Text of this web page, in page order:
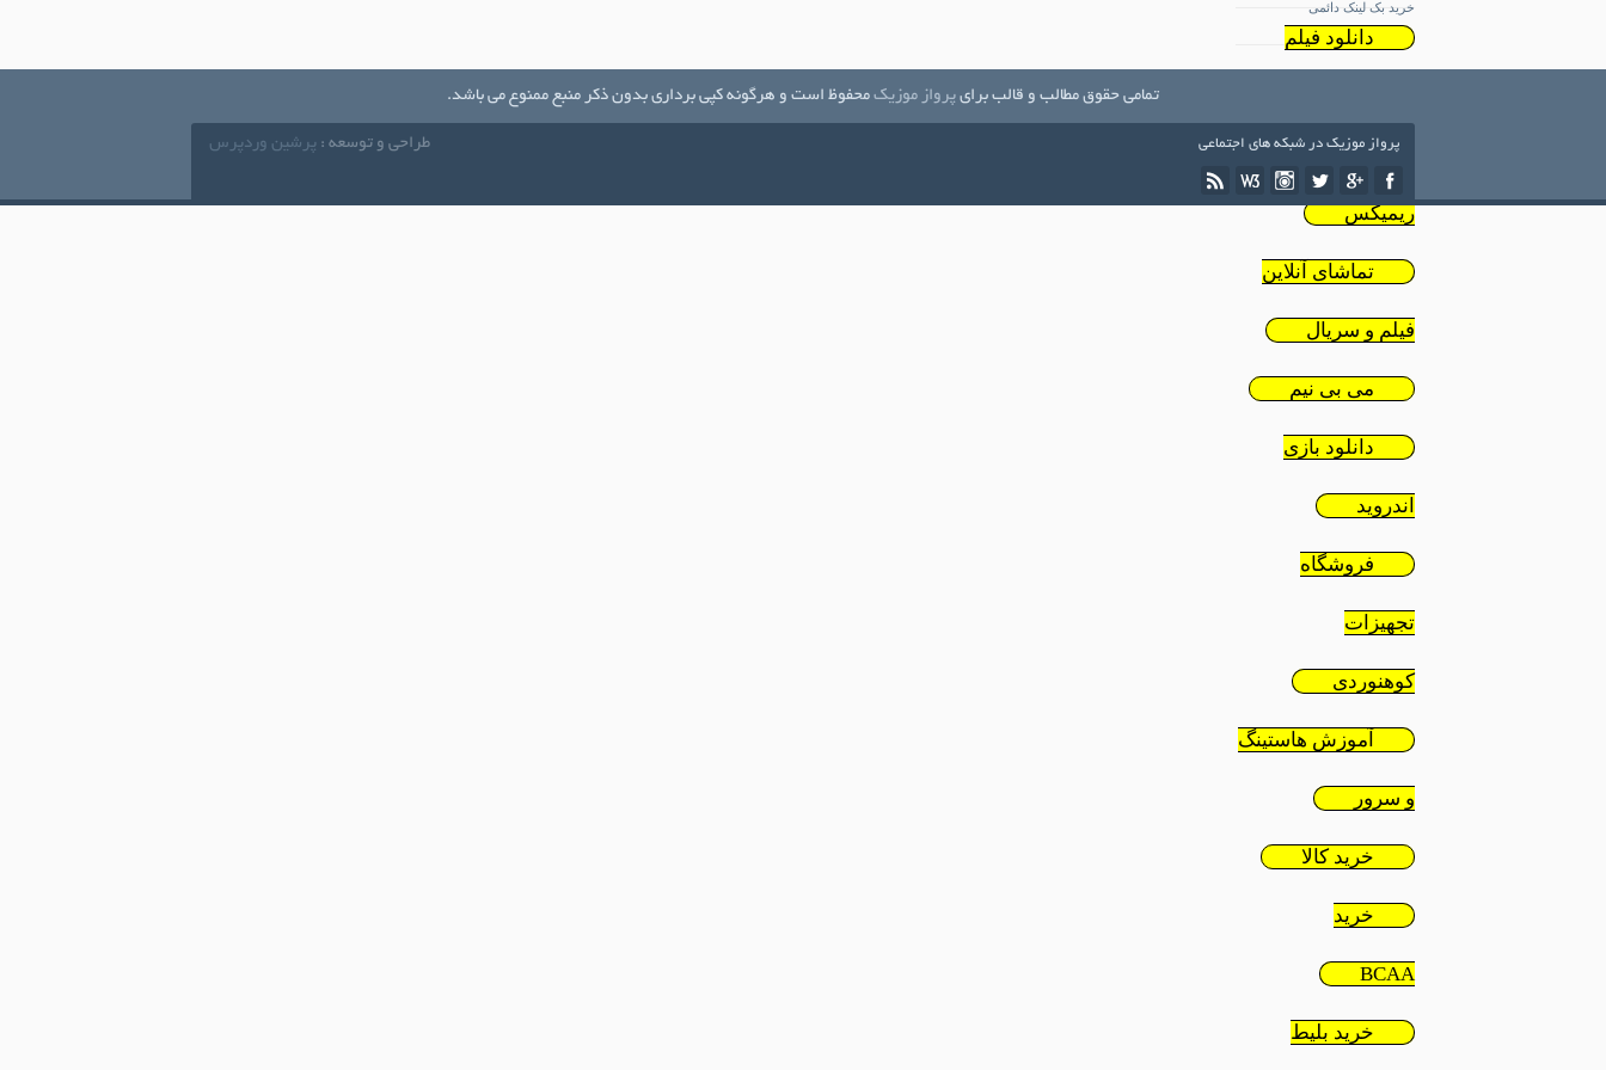
خرید بک لینک دائمی
دانلود فیلم
دانلود
ریمیکس
تماشای آنلاین
فیلم و سریال
می بی نیم
دانلود بازی
اندروید
فروشگاه
تجهیزات
کوهنوردی
آموزش هاستینگ
و سرور
خرید کالا
خرید
BCAA
خرید بلیط
تمامی حقوق مطالب و قالب برای پرواز موزیک محفوظ است و هرگونه کپی برداری بدون ذکر منبع ممنوع می باشد.
پرواز موزیک در شبکه های اجتماعی طراحی و توسعه : پرشین وردپرس